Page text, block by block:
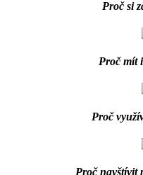
Proč si
Proč mít
Proč
Proč navštívit